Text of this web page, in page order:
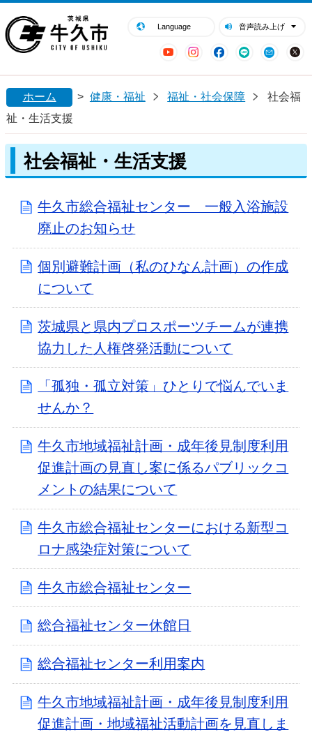
Language 音声読み上げ
YouTubeInstagram
Facebook
LINE Mail
閉じる
ホーム > 健康・福祉 福祉・社会保障
社会福
祉・生活支援
社会福祉・生活支援
牛久市総合福祉センター 一般入浴施設
廃止のお知らせ
個別避難計画（私のひなん計画）の作成
について
茨城県と県内プロスポーツチームが連携
協力した人権啓発活動について
「孤独・孤立対策」ひとりで悩んでいま
せんか？
牛久市地域福祉計画・成年後見制度利用
促進計画の見直し案に係るパブリックコ
メントの結果について
牛久市総合福祉センターにおける新型コ
ロナ感染症対策について
牛久市総合福祉センター
総合福祉センター休館日
総合福祉センター利用案内
牛久市地域福祉計画・成年後見制度利用
促進計画・地域福祉活動計画を見直しま